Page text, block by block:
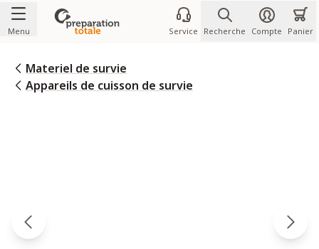
Allez au contenu
Menu Service Recherche Compte Panier
Materiel de survie
Appareils de cuisson de survie